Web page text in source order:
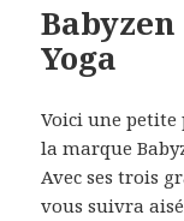
Yoga
Voici une petite
la marque
Avec ses trois
vous suivra